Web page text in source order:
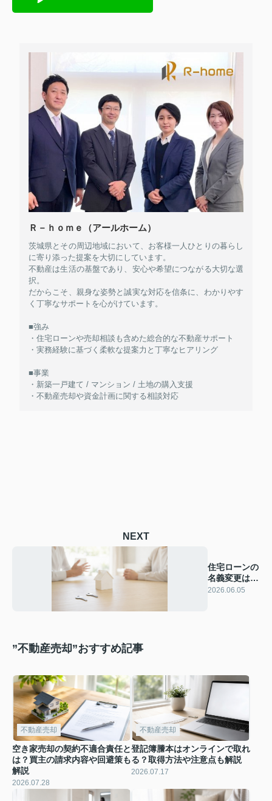
Ｒ－ｈｏｍｅ（アールホーム）
茨城県とその周辺地域において、お客様一人ひとりの暮らし
に寄り添った提案を大切にしています。
不動産は生活の基盤であり、安心や希望につながる大切な選
択。
だからこそ、親身な姿勢と誠実な対応を信条に、わかりやす
く丁寧なサポートを心がけています。
■強み
・住宅ローンや売却相談も含めた総合的な不動産サポート
・実務経験に基づく柔軟な提案力と丁寧なヒアリング
■事業
・新築一戸建て / マンション / 土地の購入支援
・不動産売却や資金計画に関する相談対応
NEXT
住宅ローンの
名義変更は兄
弟間で可能？
2026.06.05
”不動産売却”おすすめ記事
不動産売却
空き家売却の契約不適合責任と
は？買主の請求内容や回避策も
解説
2026.07.28
不動産売却
登記簿謄本はオンラインで取れ
る？取得方法や注意点も解説
2026.07.17